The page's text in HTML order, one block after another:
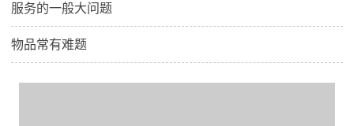
服务的一般大问题
物品常有难题